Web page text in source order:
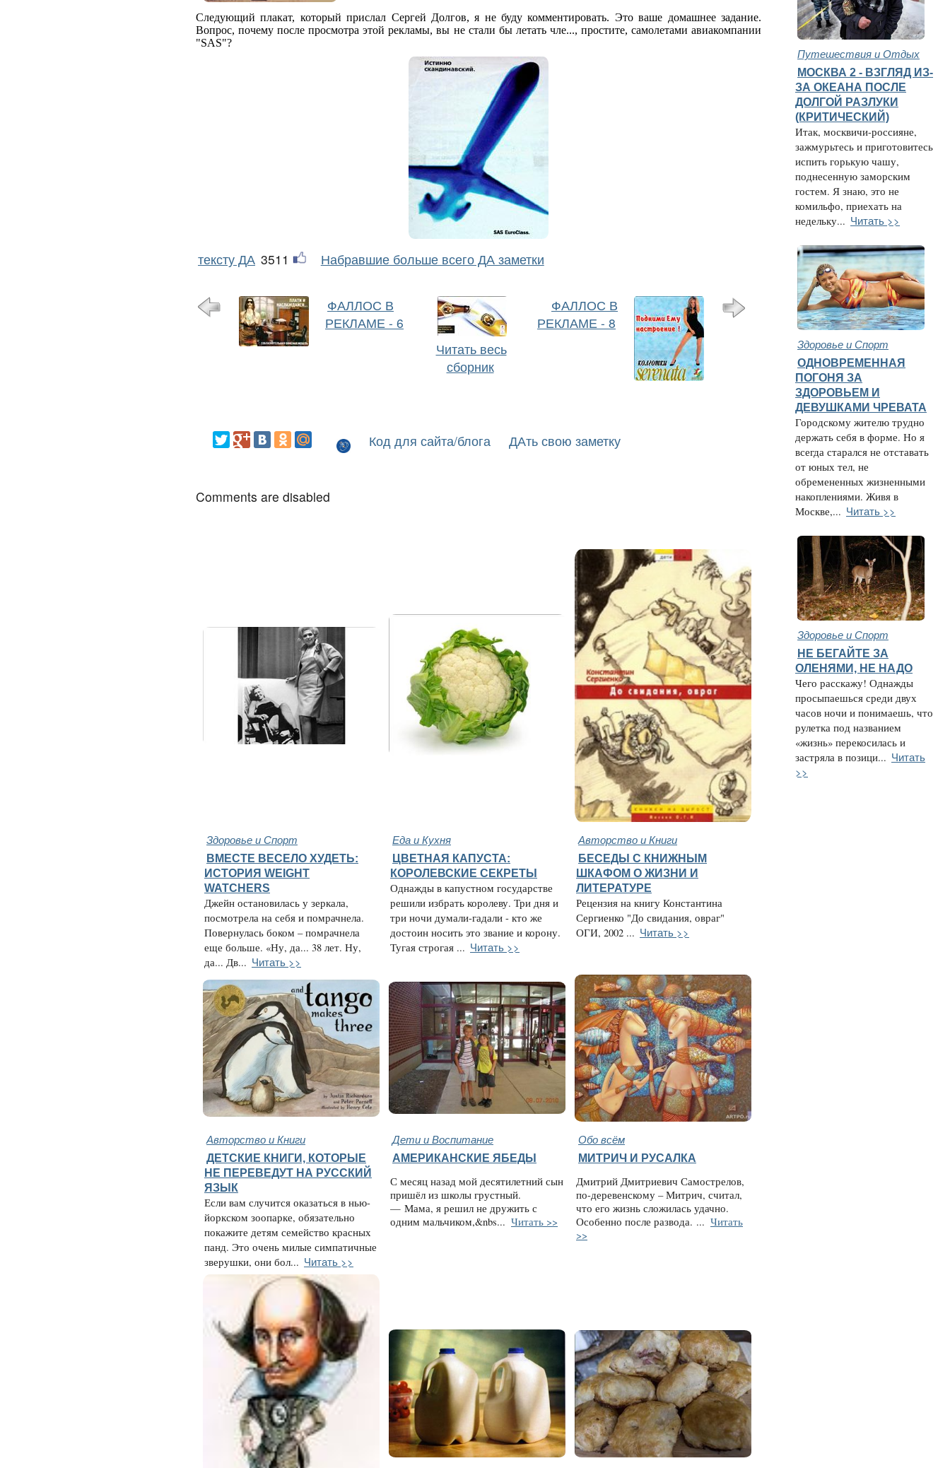
Следующий плакат, который прислал Сергей Долгов, я не буду комментировать. Это ваше домашнее задание.
Вопрос, почему после просмотра этой рекламы, вы не стали бы летать чле..., простите, самолетами авиакомпании
"SAS"?
тексту ДА 3511 Набравшие больше всего ДА заметки
ФАЛЛОС В
РЕКЛАМЕ - 6
Читать весь
сборник
ФАЛЛОС В
РЕКЛАМЕ - 8
Код для сайта/блога ДАть свою заметку
Comments are disabled
Здоровье и Спорт Еда и Кухня Авторство и Книги
ВМЕСТЕ ВЕСЕЛО ХУДЕТЬ:
ИСТОРИЯ WEIGHT
WATCHERS
Джейн остановилась у зеркала,
посмотрела на себя и помрачнела.
Повернулась боком – помрачнела
еще больше. «Ну, да... 38 лет. Ну,
да... Дв... Читать >>
ЦВЕТНАЯ КАПУСТА:
КОРОЛЕВСКИЕ СЕКРЕТЫ
Однажды в капустном государстве
решили избрать королеву. Три дня и
три ночи думали-гадали - кто же
достоин носить это звание и корону.
Тугая строгая ... Читать >>
БЕСЕДЫ С КНИЖНЫМ
ШКАФОМ О ЖИЗНИ И
ЛИТЕРАТУРЕ
Рецензия на книгу Константина
Сергиенко "До свидания, овраг"
ОГИ, 2002 ... Читать >>
Авторство и Книги Дети и Воспитание Обо всём
ДЕТСКИЕ КНИГИ, КОТОРЫЕ
НЕ ПЕРЕВЕДУТ НА РУССКИЙ
ЯЗЫК
Если вам случится оказаться в нью-
йоркском зоопарке, обязательно
покажите детям семейство красных
панд. Это очень милые симпатичные
зверушки, они бол... Читать >>
АМЕРИКАНСКИЕ ЯБЕДЫ
С месяц назад мой десятилетний сын
пришёл из школы грустный.
— Мама, я решил не дружить с
одним мальчиком,&nbs... Читать >>
МИТРИЧ И РУСАЛКА
Дмитрий Дмитриевич Самострелов,
по-деревенскому – Митрич, считал,
что его жизнь сложилась удачно.
Особенно после развода. ... Читать
>>
Путешествия и Отдых
МОСКВА 2 - ВЗГЛЯД ИЗ-
ЗА ОКЕАНА ПОСЛЕ
ДОЛГОЙ РАЗЛУКИ
(КРИТИЧЕСКИЙ)
Итак, москвичи-россияне,
зажмурьтесь и приготовитесь
испить горькую чашу,
поднесенную заморским
гостем. Я знаю, это не
комильфо, приехать на
недельку... Читать >>
Здоровье и Спорт
ОДНОВРЕМЕННАЯ
ПОГОНЯ ЗА
ЗДОРОВЬЕМ И
ДЕВУШКАМИ ЧРЕВАТА
Городскому жителю трудно
держать себя в форме. Но я
всегда старался не отставать
от юных тел, не
обремененных жизненными
накоплениями. Живя в
Москве,... Читать >>
Здоровье и Спорт
НЕ БЕГАЙТЕ ЗА
ОЛЕНЯМИ, НЕ НАДО
Чего расскажу! Однажды
просыпаешься среди двух
часов ночи и понимаешь, что
рулетка под названием
«жизнь» перекосилась и
застряла в позици... Читать
>>